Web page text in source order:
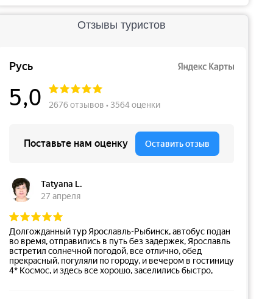
Отзывы туристов
Русь
5,0 2676 отзывов • 3564 оценки
Поставьте нам оценку Оставить отзыв
Tatyana L.
27 апреля
Долгожданный тур Ярославль-Рыбинск, автобус подан
во время, отправились в путь без задержек, Ярославль
встретил солнечной погодой, все отлично, обед
прекрасный, погуляли по городу, и вечером в гостиницу
4* Космос, и здесь все хорошо, заселились быстро,